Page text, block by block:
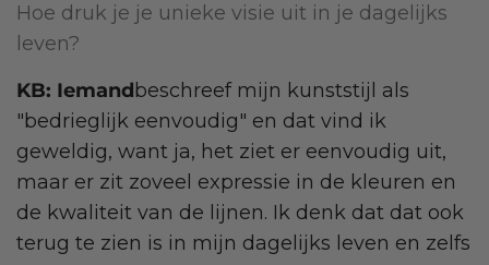
Hoe druk je je unieke visie uit in je dagelijks
leven?
KB: Iemandbeschreef mijn kunststijl als
"bedrieglijk eenvoudig" en dat vind ik
geweldig, want ja, het ziet er eenvoudig uit,
maar er zit zoveel expressie in de kleuren en
de kwaliteit van de lijnen. Ik denk dat dat ook
terug te zien is in mijn dagelijks leven en zelfs